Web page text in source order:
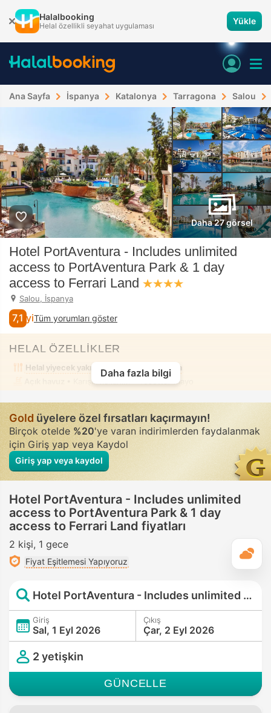
Halalbooking
Helal özellikli seyahat uygulaması Yükle
Ana Sayfa İspanya Katalonya Tarragona Salou
Daha 27 görsel
Hotel PortAventura - Includes unlimited
access to PortAventura Park & 1 day
access to Ferrari Land
Salou, İspanya
7,1 İyiTüm yorumları göster
HELAL ÖZELLİKLER
Helal yiyecek yakınlarda
Alkolsüz oda
• Karışık kullanım • Tesettür mayo
Daha fazla bilgi
Goldüyelere özel fırsatları kaçırmayın!
Birçok otelde%20'ye varan indirimlerden faydalanmak
için Giriş yap veya Kaydol
Giriş yap veya kaydol
Hotel PortAventura - Includes unlimited
access to PortAventura Park & 1 day
access to Ferrari Land fiyatları
2 kişi 1 gece
Fiyat Eşitlemesi Yapıyoruz
Hotel PortAventura - Includes unlimited access to PortAventura Park & 1 day access to Ferrari Land
Giriş
Sal, 1 Eyl 2026
Çıkış
Çar, 2 Eyl 2026
2 yetişkin
GÜNCELLE